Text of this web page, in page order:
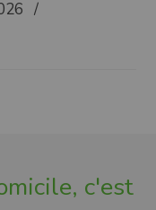
/
c'est